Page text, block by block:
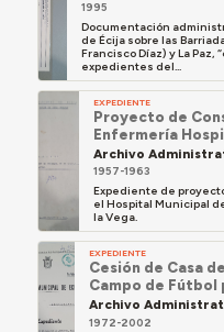
1995
Documentación
de Écija sobre las
Francisco Díaz) y La Paz,
expedientes del...
EXPEDIENTE
Proyecto de
Enfermería
Archivo
1957-1963
Expediente de
el Hospital Municipal
la Vega.
EXPEDIENTE
Cesión de Casa
Campo de
Archivo
1972-2002